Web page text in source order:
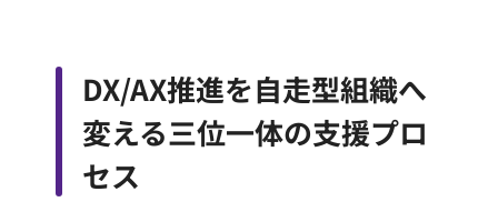
DX/AX推進を自走型組織へ
変える三位一体の支援プロ
セス